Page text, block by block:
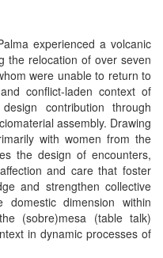
experienced a volcanic
the relocation of over seven
were unable to return to
conflict-laden context of
contribution through
assembly. Drawing
with women from the
the design of encounters,
and care that foster
and strengthen collective
dimension within
(sobre)mesa (table talk)
in dynamic processes of